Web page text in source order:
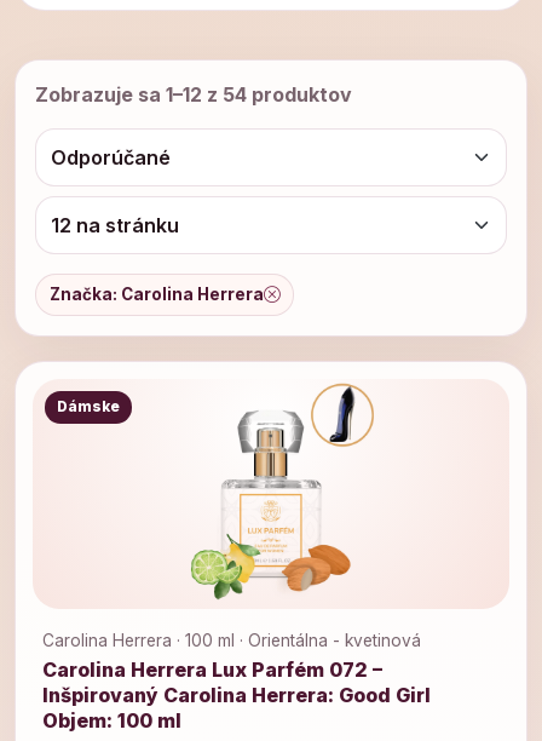
Zobrazuje sa 1–12 z 54 produktov
Značka: Carolina Herrera
Dámske
Carolina Herrera · 100 ml · Orientálna - kvetinová
Carolina Herrera Lux Parfém 072 –
Inšpirovaný Carolina Herrera: Good Girl
Objem: 100 ml